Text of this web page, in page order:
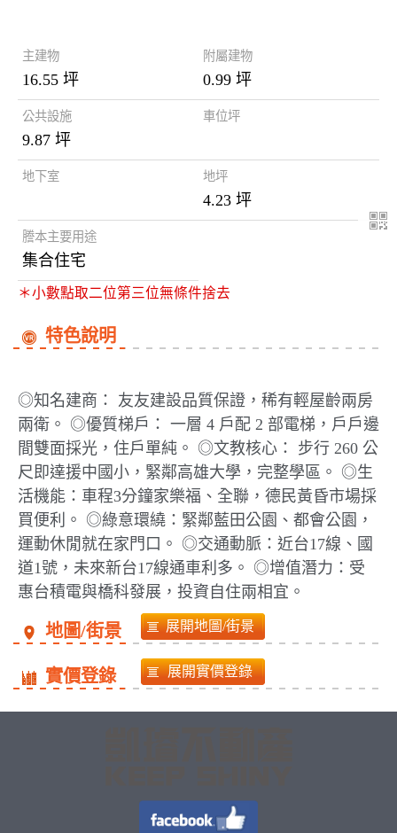
主建物
16.55 坪
附屬建物
0.99 坪
公共設施
9.87 坪
車位坪
地下室 地坪
4.23 坪
謄本主要用途
集合住宅
＊小數點取二位第三位無條件捨去
特色說明
◎知名建商： 友友建設品質保證，稀有輕屋齡兩房
兩衛。 ◎優質梯戶： 一層 4 戶配 2 部電梯，戶戶邊
間雙面採光，住戶單純。 ◎文教核心： 步行 260 公
尺即達援中國小，緊鄰高雄大學，完整學區。 ◎生
活機能：車程3分鐘家樂福、全聯，德民黃昏市場採
買便利。 ◎綠意環繞：緊鄰藍田公園、都會公園，
運動休閒就在家門口。 ◎交通動脈：近台17線、國
道1號，未來新台17線通車利多。 ◎增值潛力：受
惠台積電與橋科發展，投資自住兩相宜。
地圖/街景
實價登錄